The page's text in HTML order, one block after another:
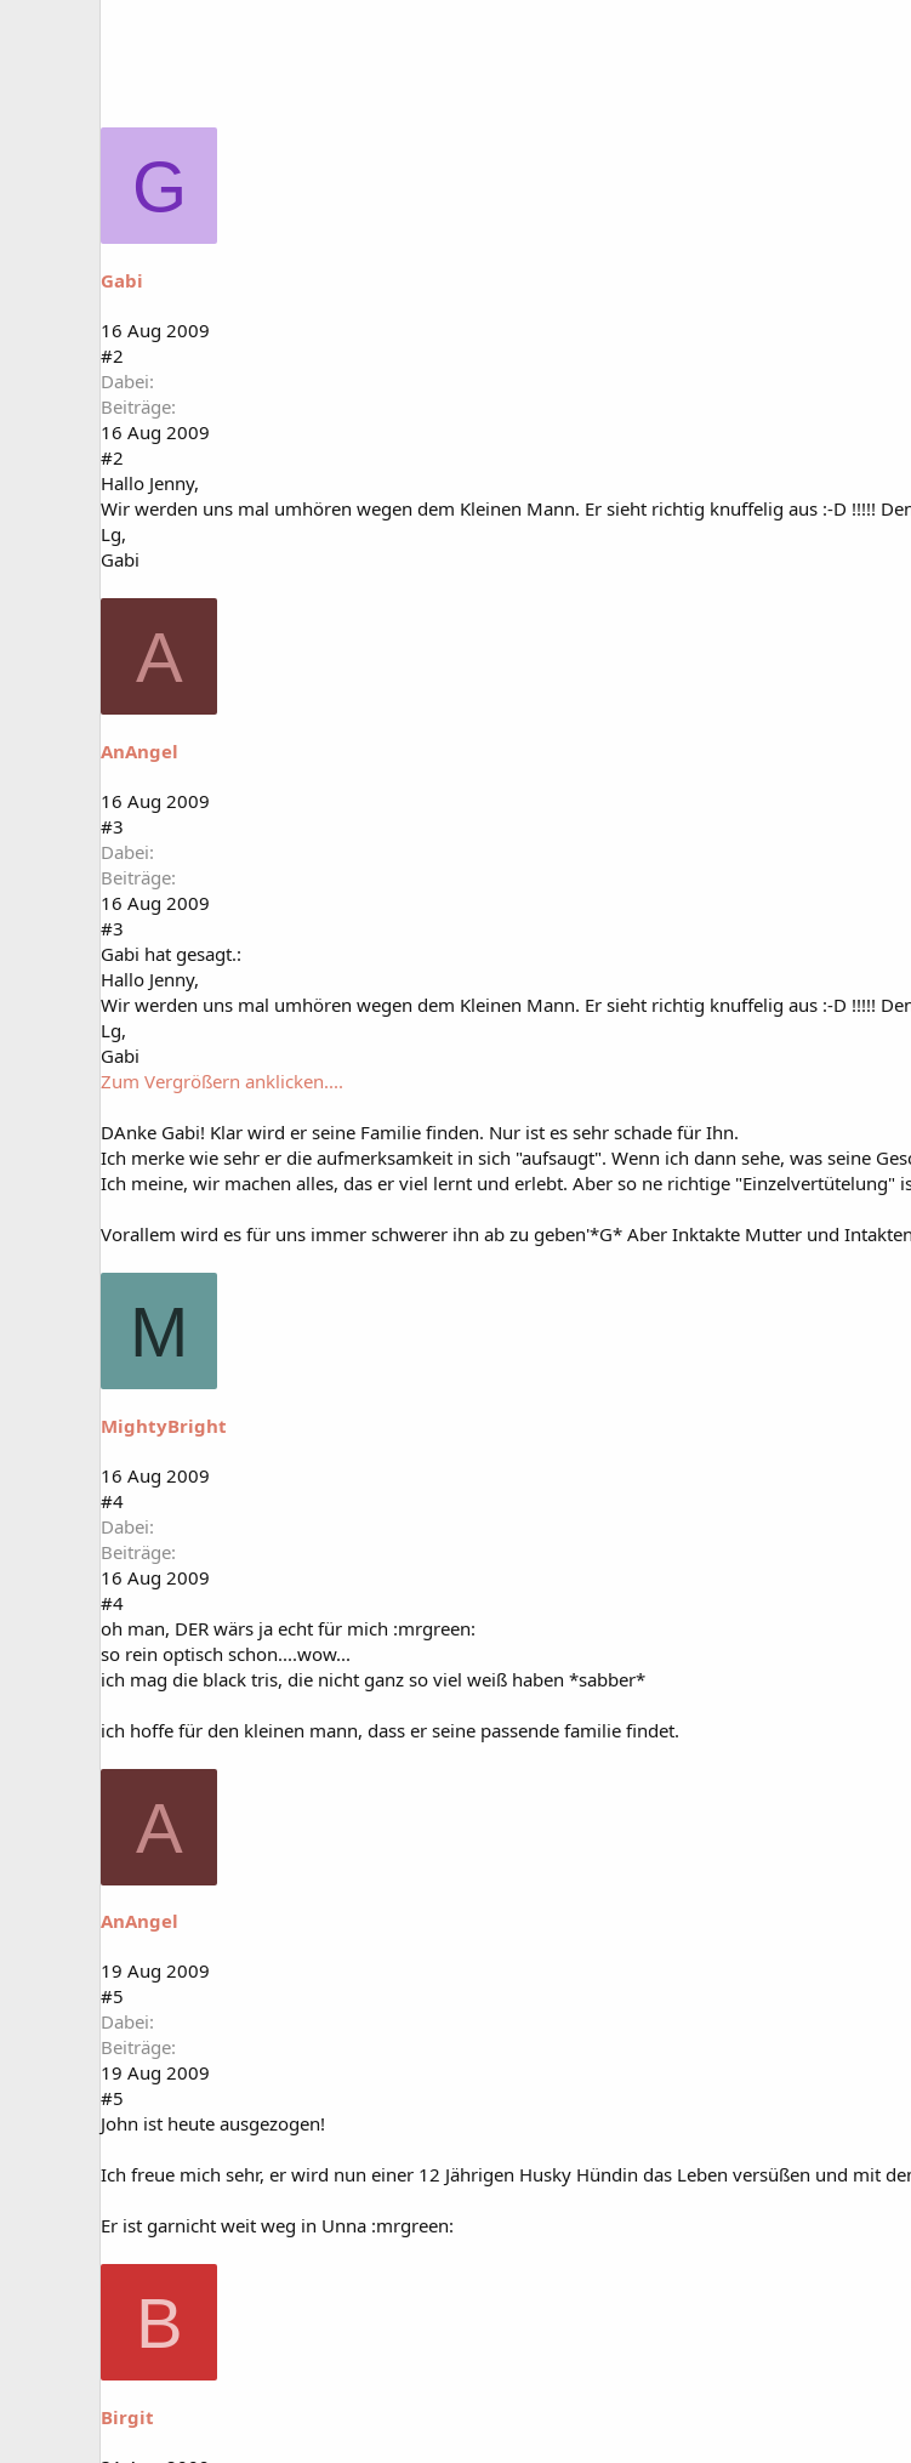
G
Gabi
16 Aug 2009
#2
Dabei
Beiträge
16 Aug 2009
#2
Hallo Jenny,
Wir werden uns mal umhören wegen dem Kleinen Mann. Er sieht richtig knuffelig aus :-D !!!!!
Lg,
Gabi
A
AnAngel
16 Aug 2009
#3
Dabei
Beiträge
16 Aug 2009
#3
Gabi hat gesagt.:
Hallo Jenny,
Wir werden uns mal umhören wegen dem Kleinen Mann. Er sieht richtig knuffelig aus :-D !!!!!
Lg,
Gabi
Zum Vergrößern anklicken....
DAnke Gabi! Klar wird er seine Familie finden. Nur ist es sehr schade für Ihn.
Ich merke wie sehr er die aufmerksamkeit in sich "aufsaugt". Wenn ich dann sehe, was seine
Ich meine, wir machen alles, das er viel lernt und erlebt. Aber so ne richtige "Einzelvertütelung"
Vorallem wird es für uns immer schwerer ihn ab zu geben'*G* Aber Inktakte Mutter und
M
MightyBright
16 Aug 2009
#4
Dabei
Beiträge
16 Aug 2009
#4
oh man, DER wärs ja echt für mich :mrgreen:
so rein optisch schon....wow...
ich mag die black tris, die nicht ganz so viel weiß haben *sabber*
ich hoffe für den kleinen mann, dass er seine passende familie findet.
A
AnAngel
19 Aug 2009
#5
Dabei
Beiträge
19 Aug 2009
#5
John ist heute ausgezogen!
Ich freue mich sehr, er wird nun einer 12 Jährigen Husky Hündin das Leben versüßen und mit
Er ist garnicht weit weg in Unna :mrgreen:
B
Birgit